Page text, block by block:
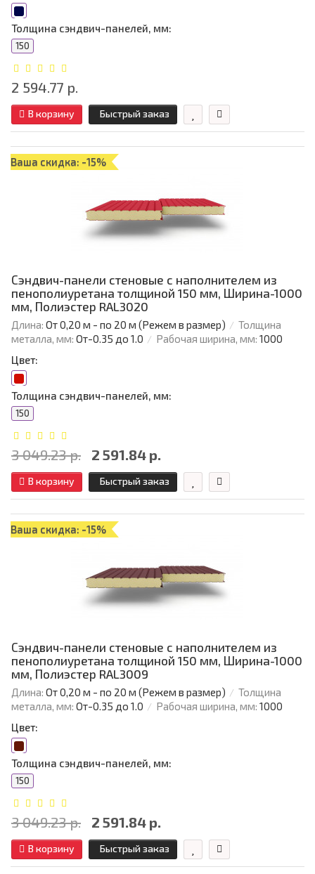
Толщина сэндвич-панелей, мм:
150
2 594.77 р.
В корзину Быстрый заказ
Ваша скидка: -15%
Сэндвич-панели стеновые с наполнителем из
пенополиуретана толщиной 150 мм, Ширина-1000
мм, Полиэстер RAL3020
Длина: От 0,20 м - по 20 м (Режем в размер)
Толщина
металла, мм: От-0.35 до 1.0 Рабочая ширина, мм: 1000
Цвет:
Толщина сэндвич-панелей, мм:
150
3 049.23 р. 2 591.84 р.
В корзину Быстрый заказ
Ваша скидка: -15%
Сэндвич-панели стеновые с наполнителем из
пенополиуретана толщиной 150 мм, Ширина-1000
мм, Полиэстер RAL3009
Длина: От 0,20 м - по 20 м (Режем в размер)
Толщина
металла, мм: От-0.35 до 1.0 Рабочая ширина, мм: 1000
Цвет:
Толщина сэндвич-панелей, мм:
150
3 049.23 р. 2 591.84 р.
В корзину Быстрый заказ